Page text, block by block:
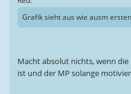
Grafik sieht aus wie ausm
Macht absolut nichts, wenn
ist und der MP solange